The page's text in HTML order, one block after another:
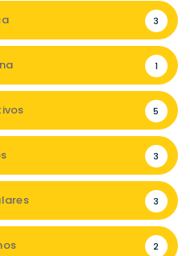
3
1
5
3
3
2